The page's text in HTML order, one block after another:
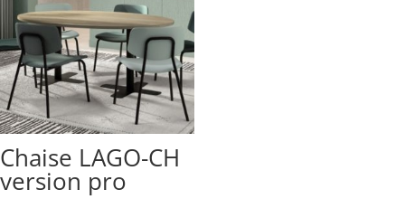
Chaise LAGO-CH
version pro